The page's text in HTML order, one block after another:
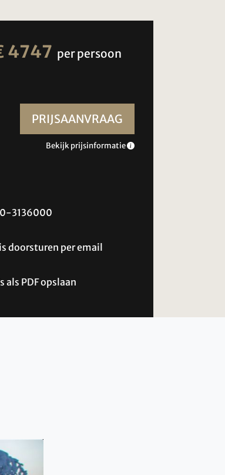
4747 per persoon
PRIJSAANVRAAG
Bekijk prijsinformatie
3136000
doorsturen per email
als PDF opslaan